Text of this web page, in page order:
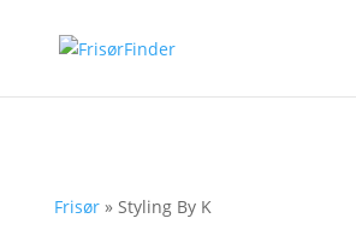
Frisør» Styling By K